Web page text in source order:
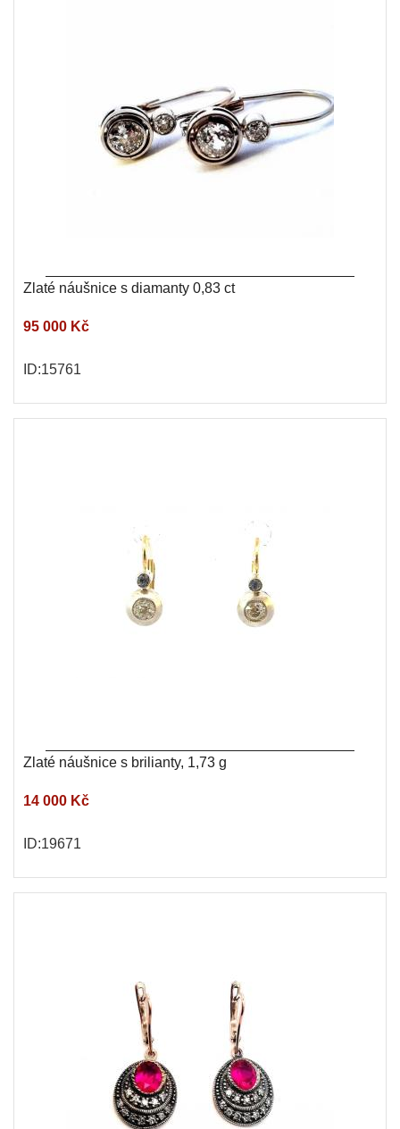
Zlaté náušnice s diamanty 0,83 ct
95 000 Kč
ID:15761
Zlaté náušnice s brilianty, 1,73 g
14 000 Kč
ID:19671